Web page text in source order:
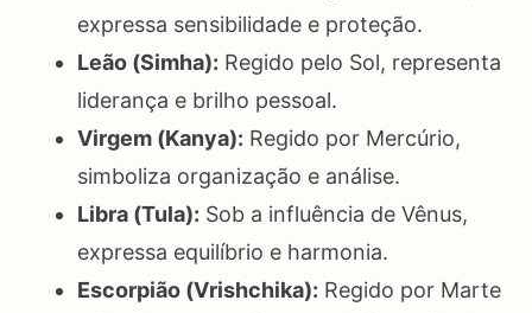
expressa sensibilidade e proteção.
Leão (Simha): Regido pelo Sol, representa
liderança e brilho pessoal.
Virgem (Kanya): Regido por Mercúrio,
simboliza organização e análise.
Libra (Tula): Sob a influência de Vênus,
expressa equilíbrio e harmonia.
Escorpião (Vrishchika): Regido por Marte